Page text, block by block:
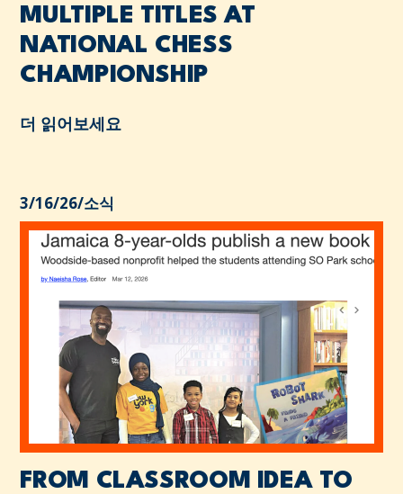
MULTIPLE TITLES AT
NATIONAL CHESS
CHAMPIONSHIP
더 읽어보세요
3/16/26/소식
FROM CLASSROOM IDEA TO